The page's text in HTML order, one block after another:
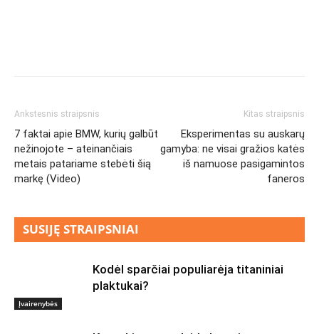
Ankstesnis straipsnis
7 faktai apie BMW, kurių galbūt
nežinojote – ateinančiais
metais patariame stebėti šią
markę (Video)
Kitas straipsnis
Eksperimentas su auskarų
gamyba: ne visai gražios katės
iš namuose pasigamintos
faneros
SUSIJĘ STRAIPSNIAI
Įvairenybės
Kodėl sparčiai populiarėja titaniniai
plaktukai?